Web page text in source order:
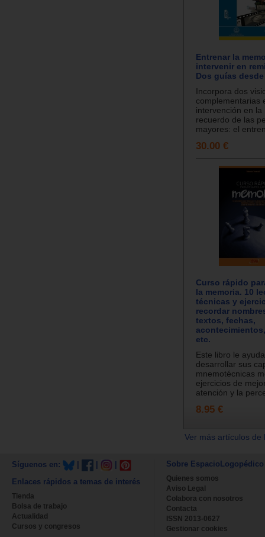
Entrenar la
intervenir en
Dos guías
Incorpora dos
complementarias
intervención en la
recuerdo de las
mayores: el
30.00 €
Curso rápido
la memoria. 10
técnicas y
recordar
textos, fechas,
etc.
Este libro le
desarrollar sus
mnemotécnicas
ejercicios de
atención y la
8.95 €
Ver más artículos
Síguenos en:
Enlaces rápidos a temas de interés
Tienda
Bolsa de trabajo
Actualidad
Cursos y congresos
Sobre EspacioLogopédico
Quienes somos
Aviso Legal
Colabora con nosotros
Contacta
ISSN 2013-0627
Gestionar cookies